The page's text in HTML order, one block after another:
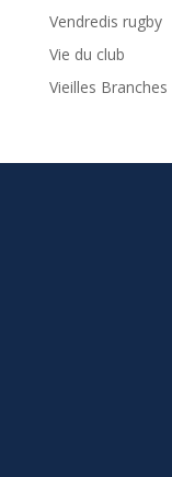
Vendredis rugby
Vie du club
Vieilles Branches